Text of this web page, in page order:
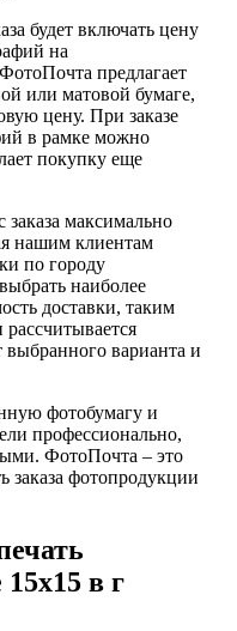
будет включать цену
на
предлагает
или матовой бумаге,
цену. При заказе
в рамке можно
покупку еще
заказа максимально
нашим клиентам
по городу
наиболее
доставки, таким
выбранного варианта и
фотобумагу и
профессионально,
ФотоПочта – это
заказа фотопродукции
в г